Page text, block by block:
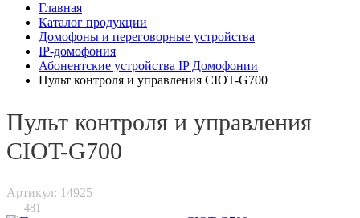
Главная
Каталог продукции
Домофоны и переговорные устройства
IP-домофония
Абонентские устройства IP Домофонии
Пульт контроля и управления CIOT-G700
Пульт контроля и управления
CIOT-G700
Артикул: 14925
481